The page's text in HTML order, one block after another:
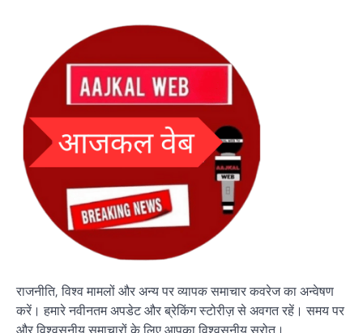
राजनीति, विश्व मामलों और अन्य पर व्यापक समाचार कवरेज का अन्वेषण
करें। हमारे नवीनतम अपडेट और ब्रेकिंग स्टोरीज़ से अवगत रहें। समय पर